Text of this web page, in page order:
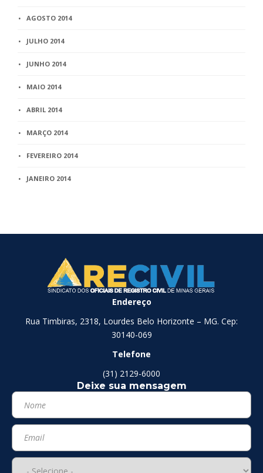
AGOSTO 2014
JULHO 2014
JUNHO 2014
MAIO 2014
ABRIL 2014
MARÇO 2014
FEVEREIRO 2014
JANEIRO 2014
Endereço
Rua Timbiras, 2318, Lourdes Belo Horizonte – MG. Cep:
30140-069
Telefone
(31) 2129-6000
Deixe sua mensagem